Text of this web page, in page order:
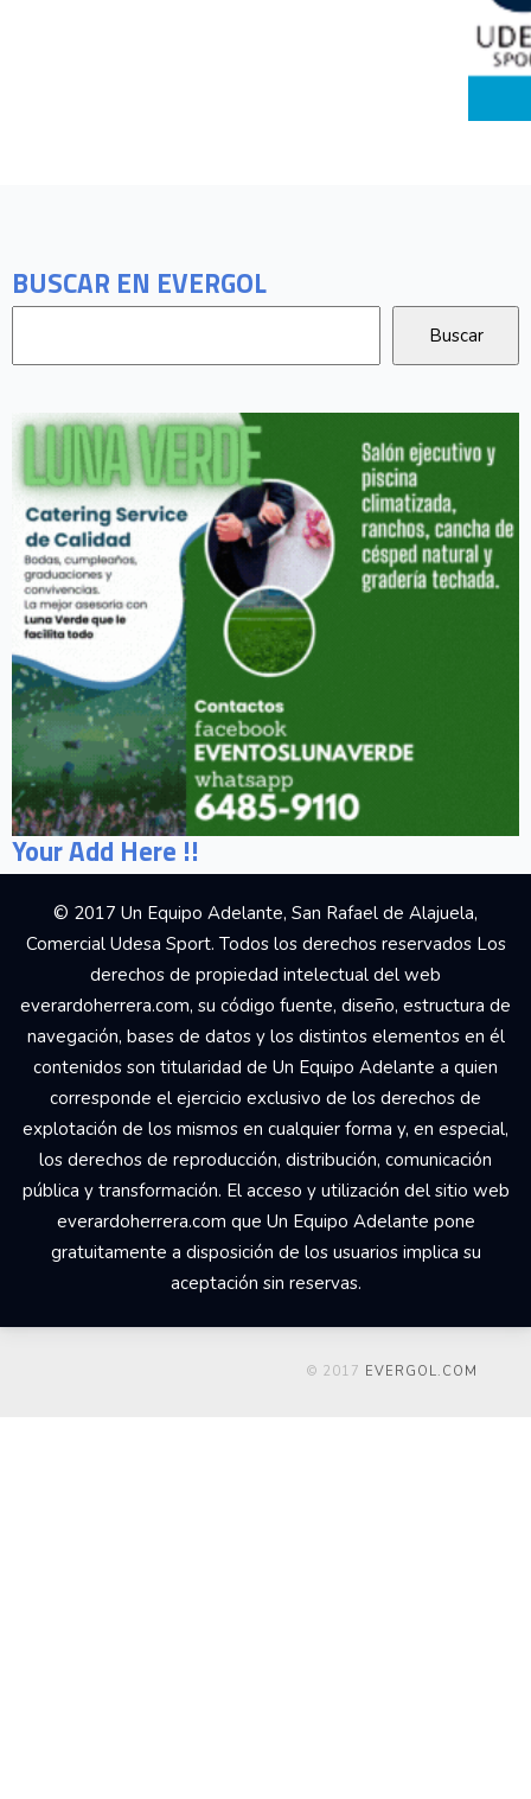
BUSCAR EN EVERGOL
Your Add Here !!
© 2017 Un Equipo Adelante, San Rafael de Alajuela,
Comercial Udesa Sport. Todos los derechos reservados Los
derechos de propiedad intelectual del web
everardoherrera.com, su código fuente, diseño, estructura de
navegación, bases de datos y los distintos elementos en él
contenidos son titularidad de Un Equipo Adelante a quien
corresponde el ejercicio exclusivo de los derechos de
explotación de los mismos en cualquier forma y, en especial,
los derechos de reproducción, distribución, comunicación
pública y transformación. El acceso y utilización del sitio web
everardoherrera.com que Un Equipo Adelante pone
gratuitamente a disposición de los usuarios implica su
aceptación sin reservas.
© 2017 EVERGOL.COM